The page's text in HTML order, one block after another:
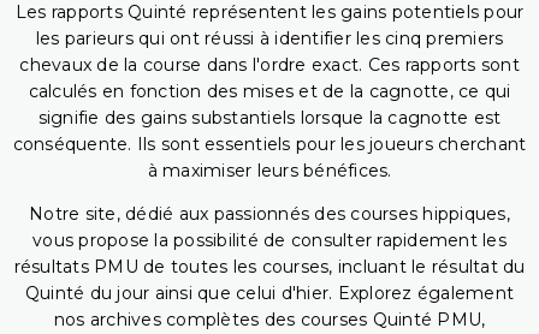
Les rapports Quinté représentent les gains potentiels pour
les parieurs qui ont réussi à identifier les cinq premiers
chevaux de la course dans l'ordre exact. Ces rapports sont
calculés en fonction des mises et de la cagnotte, ce qui
signifie des gains substantiels lorsque la cagnotte est
conséquente. Ils sont essentiels pour les joueurs cherchant
à maximiser leurs bénéfices.
Notre site, dédié aux passionnés des courses hippiques,
vous propose la possibilité de consulter rapidement les
résultats PMU de toutes les courses, incluant le résultat du
Quinté du jour ainsi que celui d'hier. Explorez également
nos archives complètes des courses Quinté PMU,